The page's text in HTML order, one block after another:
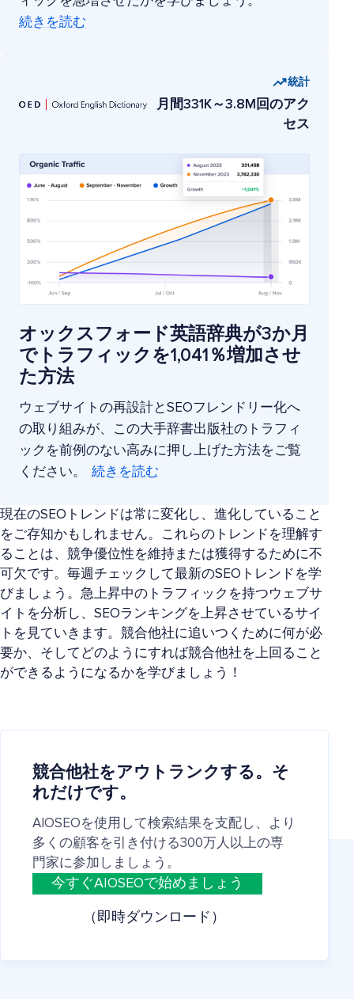
続きを読む
統計
月間331K～3.8M回のアク
セス
オックスフォード英語辞典が3か月
でトラフィックを1,041％増加させ
た方法
ウェブサイトの再設計とSEOフレンドリー化へ
の取り組みが、この大手辞書出版社のトラフィ
ックを前例のない高みに押し上げた方法をご覧
ください。
続きを読む
現在のSEOトレンドは常に変化し、進化していること
をご存知かもしれません。これらのトレンドを理解す
ることは、競争優位性を維持または獲得するために不
可欠です。毎週チェックして最新のSEOトレンドを学
びましょう。急上昇中のトラフィックを持つウェブサ
イトを分析し、SEOランキングを上昇させているサイ
トを見ていきます。競合他社に追いつくために何が必
要か、そしてどのようにすれば競合他社を上回ること
ができるようになるかを学びましょう！
競合他社をアウトランクする。そ
れだけです。
AIOSEOを使用して検索結果を支配し、より
多くの顧客を引き付ける300万人以上の専
門家に参加しましょう。
今すぐAIOSEOで始めましょう
（即時ダウンロード）